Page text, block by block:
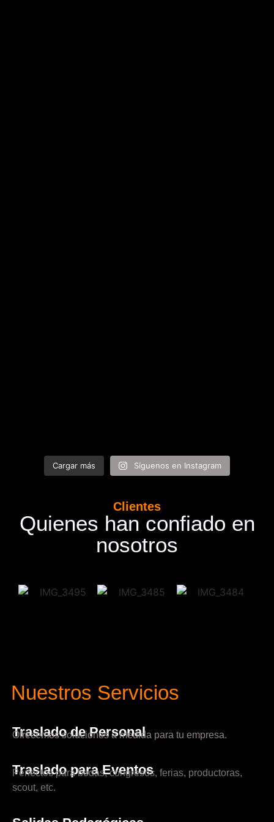
Cargar más Síguenos en Instagram
Clientes
Quienes han confiado en
nosotros
Nuestros Servicios
Traslado de Personal
Ofrecemos soluciones a medida para tu empresa.
Traslado para Eventos
Perfectos para bodas, congresos, ferias, productoras,
scout, etc.